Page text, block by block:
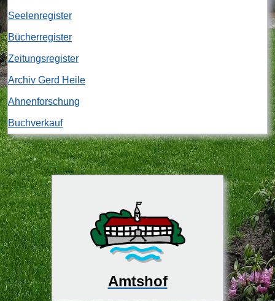
Seelenregister
Bücherregister
Zeitungsregister
Archiv Gerd Heile
Ahnenforschung
Buchverkauf
Amtshof